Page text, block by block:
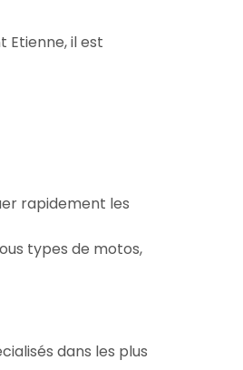
Etienne, il est
rapidement les
types de motos,
dans les plus